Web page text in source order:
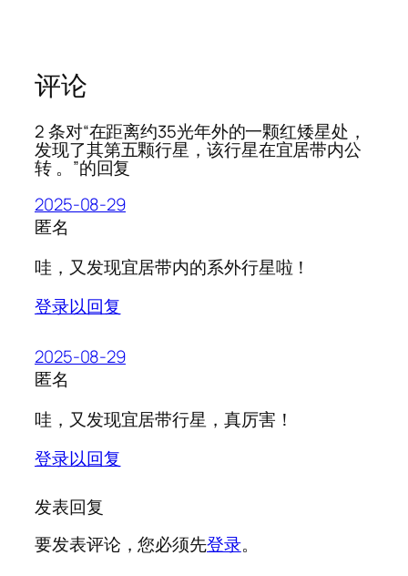
评论
2 条对“在距离约35光年外的一颗红矮星处，
发现了其第五颗行星，该行星在宜居带内公
转 。”的回复
2025-08-29
匿名
哇，又发现宜居带内的系外行星啦！
登录以回复
2025-08-29
匿名
哇，又发现宜居带行星，真厉害！
登录以回复
发表回复
要发表评论，您必须先登录。